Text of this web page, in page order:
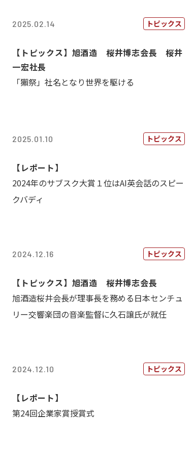
2025.02.14 トピックス
【トピックス】旭酒造 桜井博志会長 桜井
一宏社長
「獺祭」社名となり世界を駆ける
2025.01.10 トピックス
【レポート】
2024年のサブスク大賞１位はAI英会話のスピー
クバディ
2024.12.16 トピックス
【トピックス】旭酒造 桜井博志会長
旭酒造桜井会長が理事長を務める日本センチュ
リー交響楽団の音楽監督に久石譲氏が就任
2024.12.10 トピックス
【レポート】
第24回企業家賞授賞式